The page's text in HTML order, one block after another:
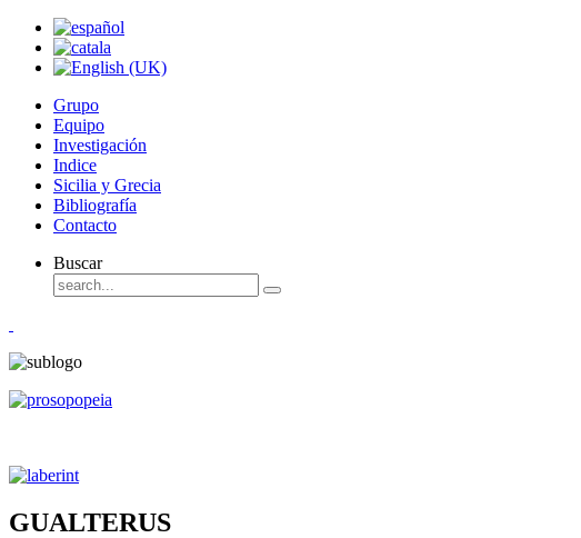
Grupo
Equipo
Investigación
Indice
Sicilia y Grecia
Bibliografía
Contacto
Buscar
GUALTERUS